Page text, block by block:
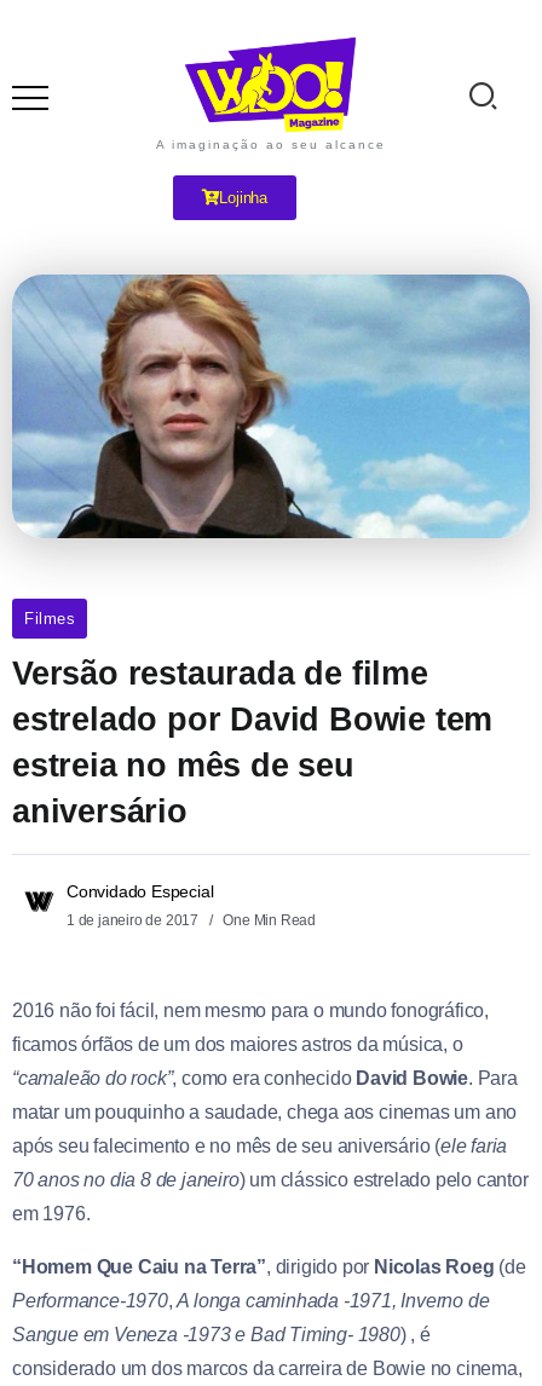
A imaginação ao seu alcance
Lojinha
Filmes
Versão restaurada de filme
estrelado por David Bowie tem
estreia no mês de seu
aniversário
Convidado Especial
1 de janeiro de 2017 One Min Read
2016 não foi fácil, nem mesmo para o mundo fonográfico,
ficamos órfãos de um dos maiores astros da música, o
“camaleão do rock”, como era conhecido David Bowie. Para
matar um pouquinho a saudade, chega aos cinemas um ano
após seu falecimento e no mês de seu aniversário (ele faria
70 anos no dia 8 de janeiro) um clássico estrelado pelo cantor
em 1976.
“Homem Que Caiu na Terra”, dirigido por Nicolas Roeg (de
Performance-1970,A longa caminhada -1971, Inverno de
Sangue em Veneza -1973 e Bad Timing- 1980) , é
considerado um dos marcos da carreira de Bowie no cinema,